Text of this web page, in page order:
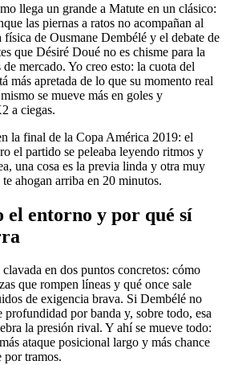
llega un grande a Matute en un clásico:
las piernas a ratos no acompañan al
de Ousmane Dembélé y el debate de
que Désiré Doué no es chisme para la
de mercado. Yo creo esto: la cuota del
más apretada de lo que su momento real
se mueve más en goles y
a ciegas.
la final de la Copa América 2019: el
el partido se peleaba leyendo ritmos y
una cosa es la previa linda y otra muy
ahogan arriba en 20 minutos.
el entorno y por qué sí
en dos puntos concretos: cómo
que rompen líneas y qué once sale
de exigencia brava. Si Dembélé no
profundidad por banda y, sobre todo, esa
la presión rival. Y ahí se mueve todo:
ataque posicional largo y más chance
por tramos.